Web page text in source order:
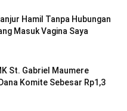
Hamil Tanpa Hubungan
Masuk Vagina Saya
St. Gabriel Maumere
Komite Sebesar Rp1,3